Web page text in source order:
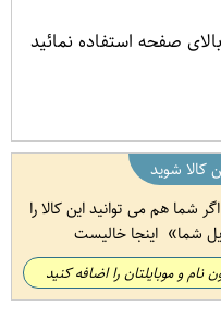
صفحه استفاده نمائید
کالا شوید
شما هم می توانید این کالا را
شما اینجا خالیست
نام و موبایلتان را اضافه کنید